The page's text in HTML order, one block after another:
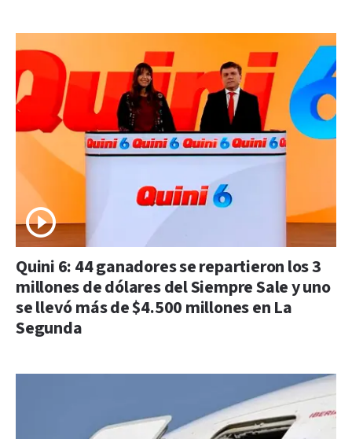
Quini 6: 44 ganadores se repartieron los 3
millones de dólares del Siempre Sale y uno
se llevó más de $4.500 millones en La
Segunda